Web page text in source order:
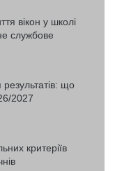
вікон у школі
службове
що
2027
критеріїв